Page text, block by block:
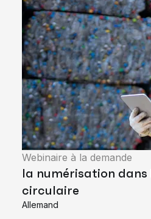
Webinaire à la demande
la numérisation dans
circulaire
Allemand